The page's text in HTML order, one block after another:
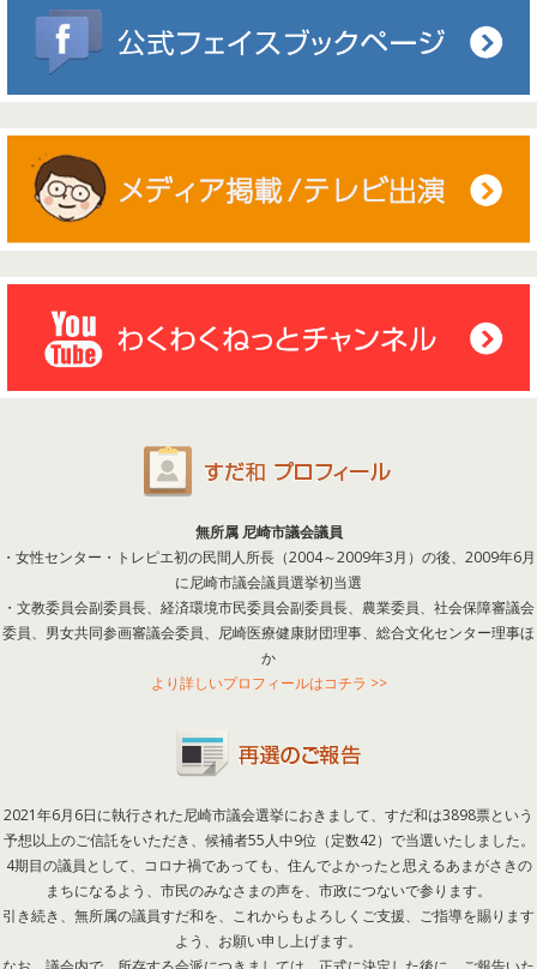
無所属 尼崎市議会議員
・女性センター・トレピエ初の民間人所長（2004～2009年3月）の後、2009年6月
に尼崎市議会議員選挙初当選
・文教委員会副委員長、経済環境市民委員会副委員長、農業委員、社会保障審議会
委員、男女共同参画審議会委員、尼崎医療健康財団理事、総合文化センター理事ほ
か
より詳しいプロフィールはコチラ >>
2021年6月6日に執行された尼崎市議会選挙におきまして、すだ和は3898票という
予想以上のご信託をいただき、候補者55人中9位（定数42）で当選いたしました。
4期目の議員として、コロナ禍であっても、住んでよかったと思えるあまがさきの
まちになるよう、市民のみなさまの声を、市政につないで参ります。
引き続き、無所属の議員すだ和を、これからもよろしくご支援、ご指導を賜ります
よう、お願い申し上げます。